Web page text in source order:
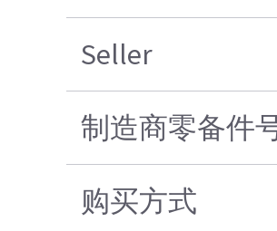
Seller
制造商零备件
购买方式